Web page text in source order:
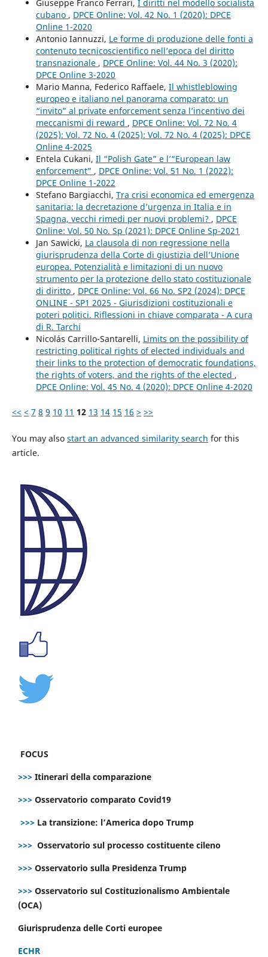
Giuseppe Franco Ferrari, I diritti nel modello socialista
cubano , DPCE Online: Vol. 42 No. 1 (2020): DPCE
Online 1-2020
Antonio Iannuzzi, Le forme di produzione delle fonti a
contenuto tecnicoscientifico nell’epoca del diritto
transnazionale , DPCE Online: Vol. 44 No. 3 (2020):
DPCE Online 3-2020
Mario Manna, Federico Raffaele, Il whistleblowing
europeo e italiano nel panorama comparato: un
“invito” al private enforcement senza l’incentivo dei
meccanismi di reward , DPCE Online: Vol. 72 No. 4
(2025): Vol. 72 No. 4 (2025): Vol. 72 No. 4 (2025): DPCE
Online 4-2025
Entela Cukani, Il “Polish Gate” e l’“European law
enforcement” , DPCE Online: Vol. 51 No. 1 (2022):
DPCE Online 1-2022
Stefano Bargiacchi, Tra crisi economica ed emergenza
sanitaria: la decretazione d’urgenza in Italia e in
Spagna, vecchi rimedi per nuovi problemi? , DPCE
Online: Vol. 50 No. Sp (2021): DPCE Online Sp-2021
Jan Sawicki, La clausola di non regressione nella
giurisprudenza della Corte di giustizia dell’Unione
europea. Potenzialità e limitazioni di un nuovo
strumento per la protezione dello stato costituzionale
di diritto , DPCE Online: Vol. 66 No. SP2 (2024): DPCE
ONLINE - SP1 2025 - Giurisdizioni costituzionali e
poteri politici. Riflessioni in chiave comparata - A cura
di R. Tarchi
Nicolás Carrillo-Santarelli, Limits on the possibility of
restricting political rights of elected individuals and
their links to the protection of democratic foundations,
the rights of voters, and the rights of the elected ,
DPCE Online: Vol. 45 No. 4 (2020): DPCE Online 4-2020
<< < 7 8 9 10 11 12 13 14 15 16 > >>
You may also start an advanced similarity search for this
article.
FOCUS
>>> Itinerari della comparazione
>>> Osservatorio comparato Covid19
>>> La transizione: l’America dopo Trump
>>> Osservatorio sul processo costituente cileno
>>> Osservatorio sulla Presidenza Trump
>>> Osservatorio sul Costituzionalismo Ambientale
(OCA)
Giurisprudenza delle Corti europee
ECHR